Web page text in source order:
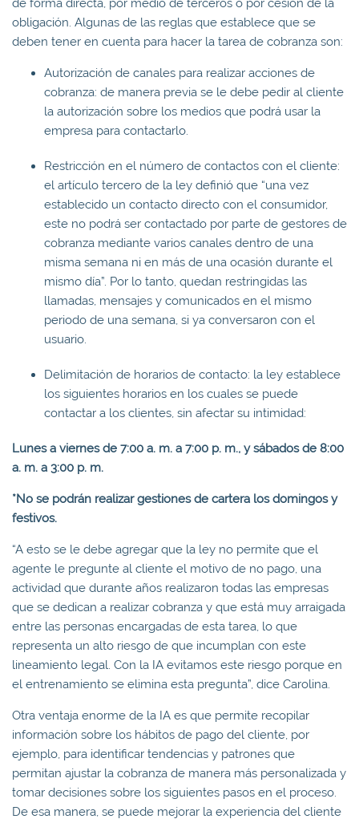
de forma directa, por medio de terceros o por cesión de la
obligación. Algunas de las reglas que establece que se
deben tener en cuenta para hacer la tarea de cobranza son:
Autorización de canales para realizar acciones de
cobranza: de manera previa se le debe pedir al cliente
la autorización sobre los medios que podrá usar la
empresa para contactarlo.
Restricción en el número de contactos con el cliente:
el artículo tercero de la ley definió que “una vez
establecido un contacto directo con el consumidor,
este no podrá ser contactado por parte de gestores de
cobranza mediante varios canales dentro de una
misma semana ni en más de una ocasión durante el
mismo día”. Por lo tanto, quedan restringidas las
llamadas, mensajes y comunicados en el mismo
periodo de una semana, si ya conversaron con el
usuario.
Delimitación de horarios de contacto: la ley establece
los siguientes horarios en los cuales se puede
contactar a los clientes, sin afectar su intimidad:
Lunes a viernes de 7:00 a. m. a 7:00 p. m., y sábados de 8:00
a. m. a 3:00 p. m.
*No se podrán realizar gestiones de cartera los domingos y
festivos.
“A esto se le debe agregar que la ley no permite que el
agente le pregunte al cliente el motivo de no pago, una
actividad que durante años realizaron todas las empresas
que se dedican a realizar cobranza y que está muy arraigada
entre las personas encargadas de esta tarea, lo que
representa un alto riesgo de que incumplan con este
lineamiento legal. Con la IA evitamos este riesgo porque en
el entrenamiento se elimina esta pregunta”, dice Carolina.
Otra ventaja enorme de la IA es que permite recopilar
información sobre los hábitos de pago del cliente, por
ejemplo, para identificar tendencias y patrones que
permitan ajustar la cobranza de manera más personalizada y
tomar decisiones sobre los siguientes pasos en el proceso.
De esa manera, se puede mejorar la experiencia del cliente